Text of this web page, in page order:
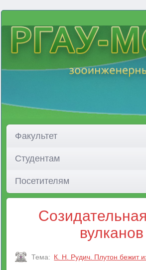
Факультет
Студентам
Посетителям
вулканов
Тема: К. Н. Рудич. Плутон бежит